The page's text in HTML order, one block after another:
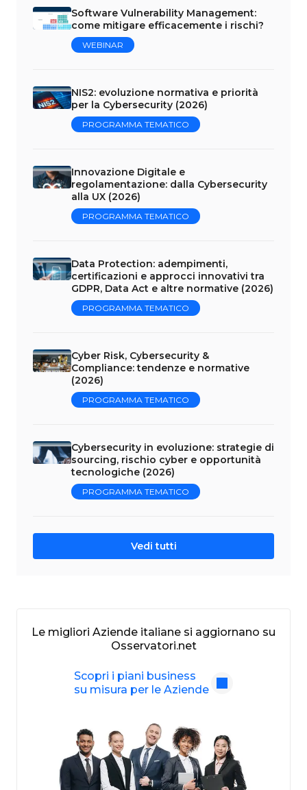
Software Vulnerability Management:
come mitigare efficacemente i rischi?
WEBINAR
NIS2: evoluzione normativa e priorità
per la Cybersecurity (2026)
PROGRAMMA TEMATICO
Innovazione Digitale e
regolamentazione: dalla Cybersecurity
alla UX (2026)
PROGRAMMA TEMATICO
Data Protection: adempimenti,
certificazioni e approcci innovativi tra
GDPR, Data Act e altre normative (2026)
PROGRAMMA TEMATICO
Cyber Risk, Cybersecurity &
Compliance: tendenze e normative
(2026)
PROGRAMMA TEMATICO
Cybersecurity in evoluzione: strategie di
sourcing, rischio cyber e opportunità
tecnologiche (2026)
PROGRAMMA TEMATICO
Vedi tutti
Le migliori Aziende italiane si aggiornano su
Osservatori.net
Scopri i piani business
su misura per le Aziende